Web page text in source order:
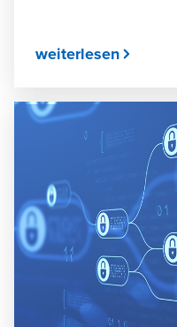
weiterlesen